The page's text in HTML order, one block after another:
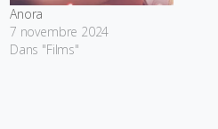
Anora
7 novembre 2024
Dans "Films"